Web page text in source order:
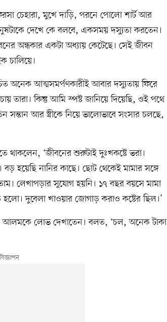
চেহারা, মুখে দাড়ি, পরনে পোলো শার্ট আর
দেখে কে বলবে, একসময় দস্যুতা করতেন।
অন্ধকার একটা অধ্যায় কেটেছে। সেই জীবন
চালিয়ে।
অনেক আত্মসমর্পণকারীই আবার দস্যুতায় ফিরে
তারা। কিন্তু আমি স্পষ্ট জানিয়ে দিয়েছি, ওই পথে
আর স্ত্রীকে নিয়ে ভালোভাবে সংসার চলছে,
‘জীবনের শুরুটাই দুঃখকষ্টে ভরা।
হয়েছি নানির কাছে। ছোট থেকেই মামার সঙ্গে
লেখাপড়ার সুযোগ হয়নি। ১৭ বছর বয়সে মামা
দুবেলা খাওয়ার জোগাড় করাও কষ্টের ছিল।’
আলমকে লোভ দেখাতেন। বলত, ‘চল, অনেক টাকা